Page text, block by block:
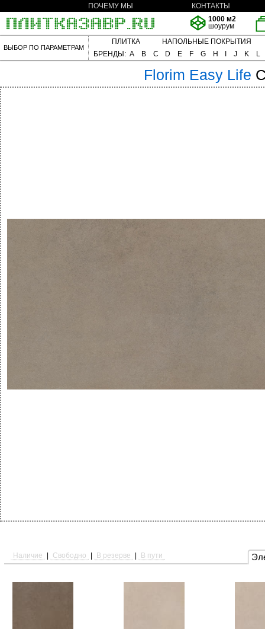
ПОЧЕМУ МЫ
КОНТАКТЫ
1000 м2
шоурум
ВЫБОР ПО ПАРАМЕТРАМ
ПЛИТКА
НАПОЛЬНЫЕ ПОКРЫТИЯ
БРЕНДЫ: A B C D E F G H J K L
Florim Easy Life
Наличие Свободно В резерве В пути